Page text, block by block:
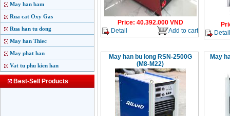
May han bam
Rua cat Oxy Gas
Rua han tu dong
May han Thiec
May phat han
Vat tu phu kien han
Best-Sell Products
Price: 40.392.000VND
Detail
Add to cart
Detail
May han bu long RSN-2500G
(M8-M22)
May